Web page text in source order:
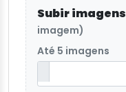
Subir imagens
imagem)
Até 5 imagens